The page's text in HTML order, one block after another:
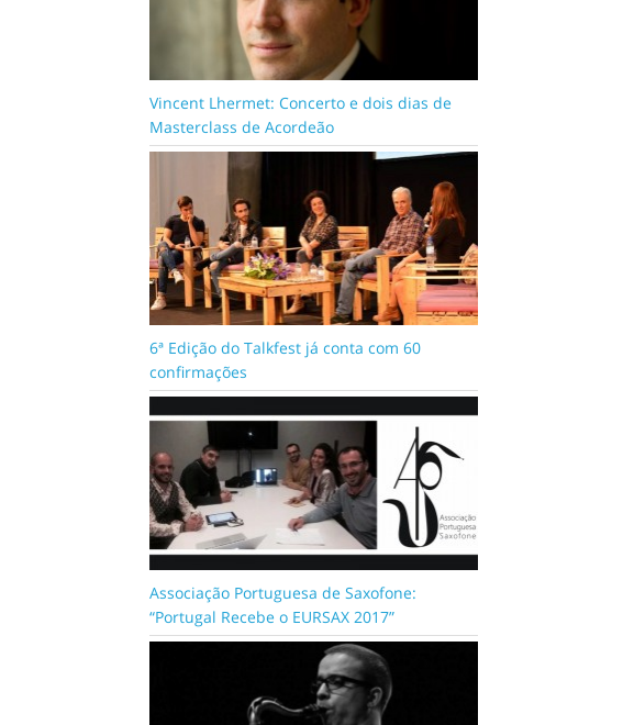
Vincent Lhermet: Concerto e dois dias de
Masterclass de Acordeão
6ª Edição do Talkfest já conta com 60
confirmações
Associação Portuguesa de Saxofone:
“Portugal Recebe o EURSAX 2017”